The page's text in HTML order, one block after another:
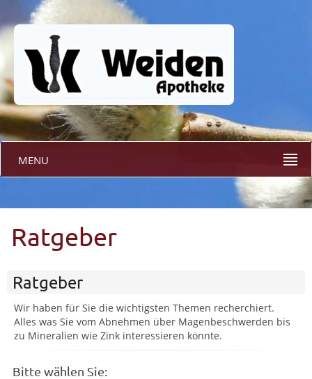
MENU
Ratgeber
Ratgeber
Wir haben für Sie die wichtigsten Themen recherchiert.
Alles was Sie vom Abnehmen über Magenbeschwerden bis
zu Mineralien wie Zink interessieren könnte.
Bitte wählen Sie: